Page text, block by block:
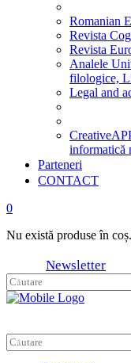
Romanian
Revista
Revista
Analele
filologice,
Legal and
informatică
Parteneri
CONTACT
0
Nu există produse în coș.
Newsletter